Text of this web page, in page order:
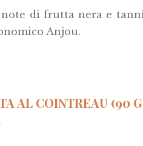
di frutta nera e
Anjou.
AL COINTREAU (90